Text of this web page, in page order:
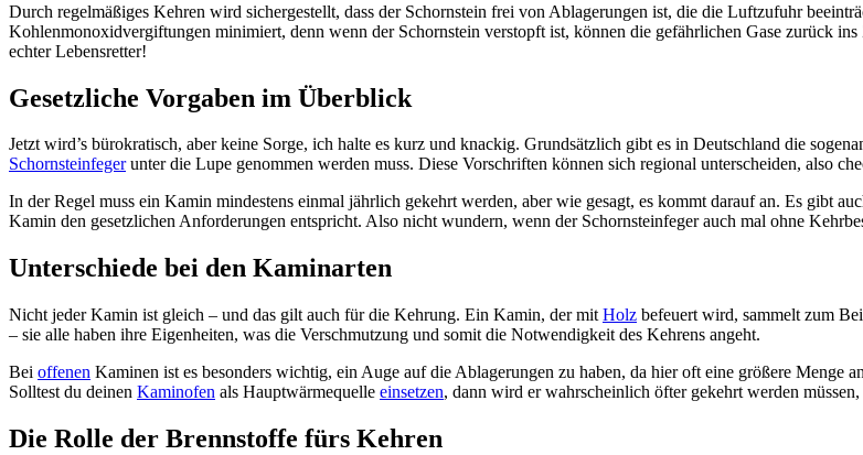
Durch regelmäßiges Kehren wird sichergestellt, dass der Schornstein frei von Ablagerungen ist, die die Luftzufuhr
Kohlenmonoxidvergiftungen minimiert, denn wenn der Schornstein verstopft ist, können die gefährlichen Gase zurück
echter Lebensretter!
Gesetzliche Vorgaben im Überblick
Jetzt wird’s bürokratisch, aber keine Sorge, ich halte es kurz und knackig. Grundsätzlich gibt es in Deutschland die
Schornsteinfegerunter die Lupe genommen werden muss. Diese Vorschriften können sich regional unterscheiden, also
In der Regel muss ein Kamin mindestens einmal jährlich gekehrt werden, aber wie gesagt, es kommt darauf an. Es gibt
Kamin den gesetzlichen Anforderungen entspricht. Also nicht wundern, wenn der Schornsteinfeger auch mal ohne
Unterschiede bei den Kaminarten
Nicht jeder Kamin ist gleich – und das gilt auch für die Kehrung. Ein Kamin, der mit Holz befeuert wird, sammelt zum
– sie alle haben ihre Eigenheiten, was die Verschmutzung und somit die Notwendigkeit des Kehrens angeht.
Bei offenen Kaminen ist es besonders wichtig, ein Auge auf die Ablagerungen zu haben, da hier oft eine größere
Solltest du deinen Kaminofen als Hauptwärmequelle einsetzen, dann wird er wahrscheinlich öfter gekehrt werden
Die Rolle der Brennstoffe fürs Kehren